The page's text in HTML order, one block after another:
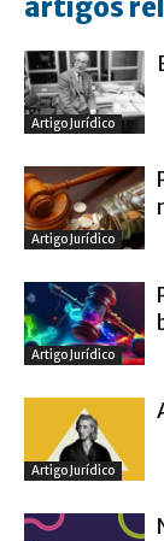
artigos
Artigo Jurídico
Artigo Jurídico
Artigo Jurídico
Artigo Jurídico